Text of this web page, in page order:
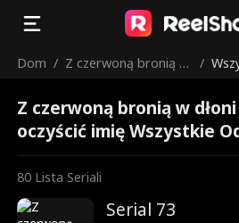
Dom / Z czerwoną bronią w
czyścić imię
/
Z czerwoną bronią w
oczyścić imię Wszystkie
80 Lista Seriali
Serial 73